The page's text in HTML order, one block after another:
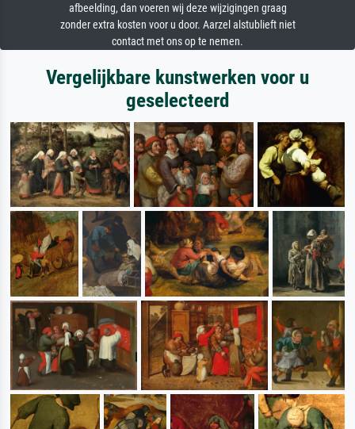
afbeelding, dan voeren wij deze wijzigingen graag
zonder extra kosten voor u door. Aarzel alstublieft niet
contact met ons op te nemen.
Vergelijkbare kunstwerken voor u
geselecteerd